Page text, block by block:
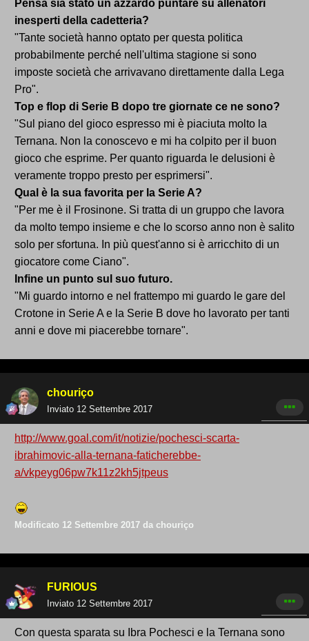
Pensa sia stato un azzardo puntare su allenatori
inesperti della cadetteria?
"Tante società hanno optato per questa politica
probabilmente perché nell'ultima stagione si sono
imposte società che arrivavano direttamente dalla Lega
Pro".
Top e flop di Serie B dopo tre giornate ce ne sono?
"Sul piano del gioco espresso mi è piaciuta molto la
Ternana. Non la conoscevo e mi ha colpito per il buon
gioco che esprime. Per quanto riguarda le delusioni è
veramente troppo presto per esprimersi".
Qual è la sua favorita per la Serie A?
"Per me è il Frosinone. Si tratta di un gruppo che lavora
da molto tempo insieme e che lo scorso anno non è salito
solo per sfortuna. In più quest'anno si è arricchito di un
giocatore come Ciano".
Infine un punto sul suo futuro.
"Mi guardo intorno e nel frattempo mi guardo le gare del
Crotone in Serie A e la Serie B dove ho lavorato per tanti
anni e dove mi piacerebbe tornare".
chouriço
Inviato 12 Settembre 2017
http://www.goal.com/it/notizie/pochesci-scarta-
ibrahimovic-alla-ternana-faticherebbe-
a/vkpeyg06pw7k11z2kh5jtpeus
Modificato 12 Settembre 2017 da chouriço
FURIOUS
Inviato 12 Settembre 2017
Con questa sparata su Ibra Pochesci e la Ternana sono